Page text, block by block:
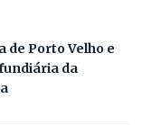
de Porto Velho e
da